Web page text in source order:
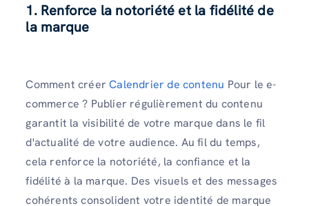
1. Renforce la notoriété et la fidélité de
la marque
Comment créerCalendrier de contenu Pour le e-
commerce ? Publier régulièrement du contenu
garantit la visibilité de votre marque dans le fil
d'actualité de votre audience. Au fil du temps,
cela renforce la notoriété, la confiance et la
fidélité à la marque. Des visuels et des messages
cohérents consolident votre identité de marque